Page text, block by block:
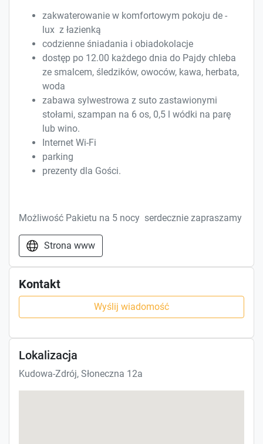
zakwaterowanie w komfortowym pokoju de -
lux z łazienką
codzienne śniadania i obiadokolacje
dostęp po 12.00 każdego dnia do Pajdy chleba
ze smalcem, śledzików, owoców, kawa, herbata,
woda
zabawa sylwestrowa z suto zastawionymi
stołami, szampan na 6 os, 0,5 l wódki na parę
lub wino.
Internet Wi-Fi
parking
prezenty dla Gości.
Możliwość Pakietu na 5 nocy serdecznie zapraszamy
Strona www
Kontakt
Wyślij wiadomość
Lokalizacja
Kudowa-Zdrój, Słoneczna 12a